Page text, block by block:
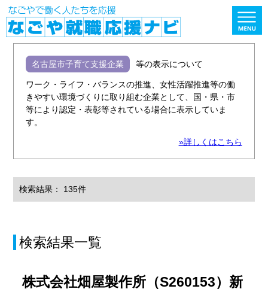
名古屋市子育て支援企業 等の表示について
ワーク・ライフ・バランスの推進、女性活躍推進等の働
きやすい環境づくりに取り組む企業として、国・県・市
等により認定・表彰等されている場合に表示していま
す。
»詳しくはこちら
検索結果： 135件
検索結果一覧
株式会社畑屋製作所（S260153）新